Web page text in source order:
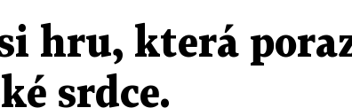
hru, která
srdce.